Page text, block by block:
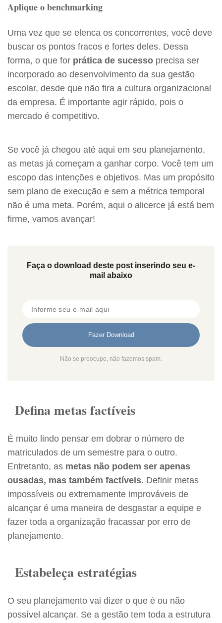
Aplique o benchmarking
Uma vez que se elenca os concorrentes, você deve
buscar os pontos fracos e fortes deles. Dessa
forma, o que for prática de sucesso precisa ser
incorporado ao desenvolvimento da sua gestão
escolar, desde que não fira a cultura organizacional
da empresa. É importante agir rápido, pois o
mercado é competitivo.
Se você já chegou até aqui em seu planejamento,
as metas já começam a ganhar corpo. Você tem um
escopo das intenções e objetivos. Mas um propósito
sem plano de execução e sem a métrica temporal
não é uma meta. Porém, aqui o alicerce já está bem
firme, vamos avançar!
Faça o download deste post inserindo seu e-
mail abaixo
Não se preocupe, não fazemos spam.
Defina metas factíveis
É muito lindo pensar em dobrar o número de
matriculados de um semestre para o outro.
Entretanto, as metas não podem ser apenas
ousadas, mas também factíveis. Definir metas
impossíveis ou extremamente improváveis de
alcançar é uma maneira de desgastar a equipe e
fazer toda a organização fracassar por erro de
planejamento.
Estabeleça estratégias
O seu planejamento vai dizer o que é ou não
possível alcançar. Se a gestão tem toda a estrutura